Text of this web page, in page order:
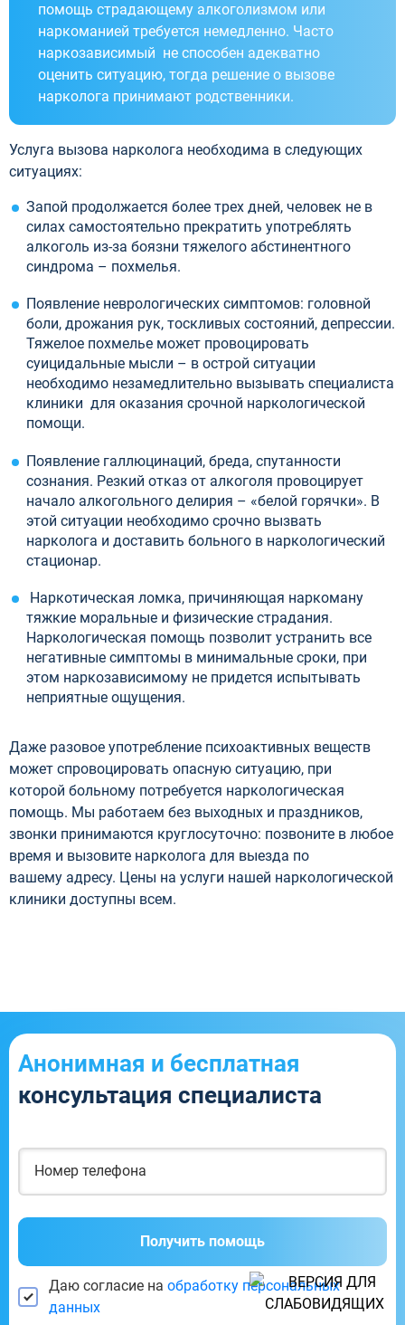
помощь страдающему алкоголизмом или
наркоманией требуется немедленно. Часто
наркозависимый не способен адекватно
оценить ситуацию, тогда решение о вызове
нарколога принимают родственники.
Услуга вызова нарколога необходима в следующих
ситуациях:
Запой продолжается более трех дней, человек не в
силах самостоятельно прекратить употреблять
алкоголь из-за боязни тяжелого абстинентного
синдрома – похмелья.
Появление неврологических симптомов: головной
боли, дрожания рук, тоскливых состояний, депрессии.
Тяжелое похмелье может провоцировать
суицидальные мысли – в острой ситуации
необходимо незамедлительно вызывать специалиста
клиники для оказания срочной наркологической
помощи.
Появление галлюцинаций, бреда, спутанности
сознания. Резкий отказ от алкоголя провоцирует
начало алкогольного делирия – «белой горячки». В
этой ситуации необходимо срочно вызвать
нарколога и доставить больного в наркологический
стационар.
Наркотическая ломка, причиняющая наркоману
тяжкие моральные и физические страдания.
Наркологическая помощь позволит устранить все
негативные симптомы в минимальные сроки, при
этом наркозависимому не придется испытывать
неприятные ощущения.
Даже разовое употребление психоактивных веществ
может спровоцировать опасную ситуацию, при
которой больному потребуется наркологическая
помощь. Мы работаем без выходных и праздников,
звонки принимаются круглосуточно: позвоните в любое
время и вызовите нарколога для выезда по
вашему адресу. Цены на услуги нашей наркологической
клиники доступны всем.
Анонимная и бесплатная
консультация специалиста
Получить помощь
Даю согласие на обработку персональных
данных